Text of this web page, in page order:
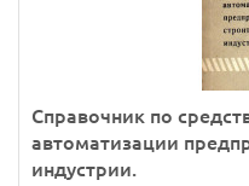
Справочник по
автоматизации
индустрии.